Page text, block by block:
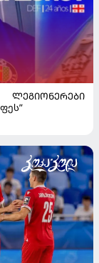
ᲚᲔᲒᲘᲝᲜᲔᲠᲔᲑᲘ